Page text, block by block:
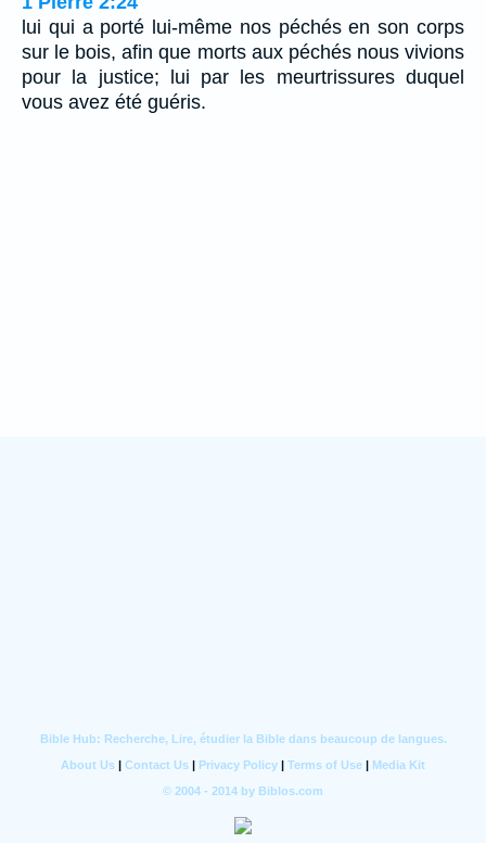
lui qui a porté lui-même nos péchés en son corps
sur le bois, afin que morts aux péchés nous vivions
pour la justice; lui par les meurtrissures duquel
vous avez été guéris.